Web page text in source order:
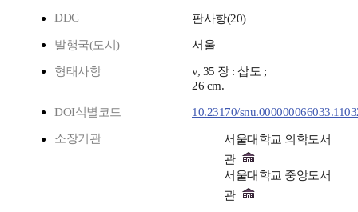
DDC
판사항(20)
발행국(도시) 서울
형태사항
v, 35 장 : 삽도 ;
26 cm.
DOI식별코드 10.23170/
소장기관
서울대학교 의학도서
관
서울대학교 중앙도서
관